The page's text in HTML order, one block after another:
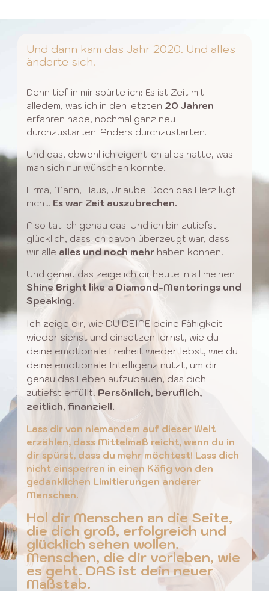
Und dann kam das Jahr 2020. Und alles
änderte sich.
Denn tief in mir spürte ich: Es ist Zeit mit
alledem, was ich in den letzten 20 Jahren
erfahren habe, nochmal ganz neu
durchzustarten. Anders durchzustarten.
Und das, obwohl ich eigentlich alles hatte, was
man sich nur wünschen konnte.
Firma, Mann, Haus, Urlaube. Doch das Herz lügt
nicht. Es war Zeit auszubrechen.
Also tat ich genau das. Und ich bin zutiefst
glücklich, dass ich davon überzeugt war, dass
wir alle alles und noch mehr haben können!
Und genau das zeige ich dir heute in all meinen
Shine Bright like a Diamond-Mentorings und
Speaking.
Ich zeige dir, wie DU DEINE deine Fähigkeit
wieder siehst und einsetzen lernst, wie du
deine emotionale Freiheit wieder lebst, wie du
deine emotionale Intelligenz nutzt, um dir
genau das Leben aufzubauen, das dich
zutiefst erfüllt. Persönlich, beruflich,
zeitlich, finanziell.
Lass dir von niemandem auf dieser Welt
erzählen, dass Mittelmaß reicht, wenn du in
dir spürst, dass du mehr möchtest! Lass dich
nicht einsperren in einen Käfig von den
gedanklichen Limitierungen anderer
Menschen.
Hol dir Menschen an die Seite,
die dich groß, erfolgreich und
glücklich sehen wollen.
Menschen, die dir vorleben, wie
es geht. DAS ist dein neuer
Maßstab.